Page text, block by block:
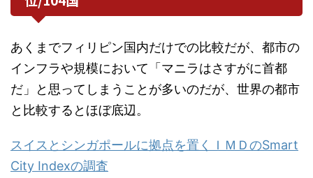
あくまでフィリピン国内だけでの比較だが、都市の
インフラや規模において「マニラはさすがに首都
だ」と思ってしまうことが多いのだが、世界の都市
と比較するとほぼ底辺。
スイスとシンガポールに拠点を置くＩＭＤのSmart
City Indexの調査